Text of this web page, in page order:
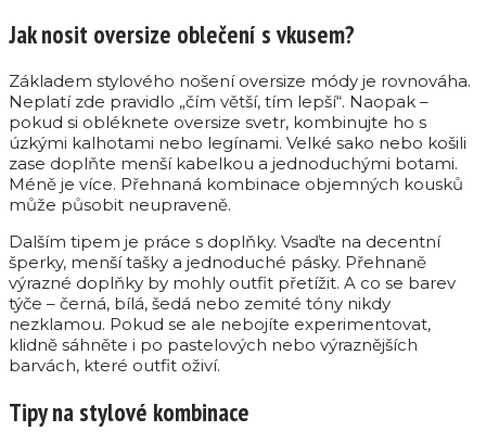
Jak nosit oversize oblečení s vkusem?
Základem stylového nošení oversize módy je rovnováha.
Neplatí zde pravidlo „čím větší, tím lepší“. Naopak –
pokud si obléknete oversize svetr, kombinujte ho s
úzkými kalhotami nebo legínami. Velké sako nebo košili
zase doplňte menší kabelkou a jednoduchými botami.
Méně je více. Přehnaná kombinace objemných kousků
může působit neupraveně.
Dalším tipem je práce s doplňky. Vsaďte na decentní
šperky, menší tašky a jednoduché pásky. Přehnaně
výrazné doplňky by mohly outfit přetížit. A co se barev
týče – černá, bílá, šedá nebo zemité tóny nikdy
nezklamou. Pokud se ale nebojíte experimentovat,
klidně sáhněte i po pastelových nebo výraznějších
barvách, které outfit oživí.
Tipy na stylové kombinace